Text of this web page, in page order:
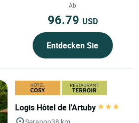
Ab
96.79 USD
Entdecken Sie
Logis Hôtel de l'Artuby